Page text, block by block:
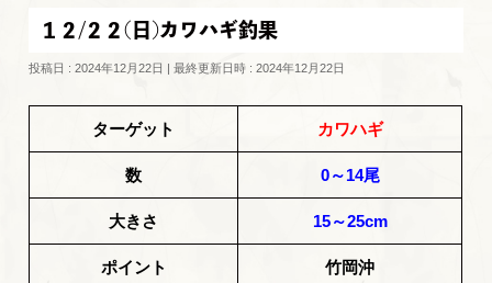
１２/２２(日)カワハギ釣果
投稿日 : 2024年12月22日 最終更新日時 : 2024年12月22日
ターゲット カワハギ
数 0～14尾
大きさ 15～25cm
ポイント 竹岡沖